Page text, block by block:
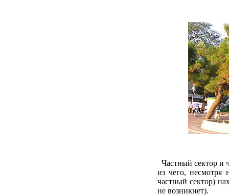
Частный сектор и
из чего, несмотря
частный сектор)
не возникнет).